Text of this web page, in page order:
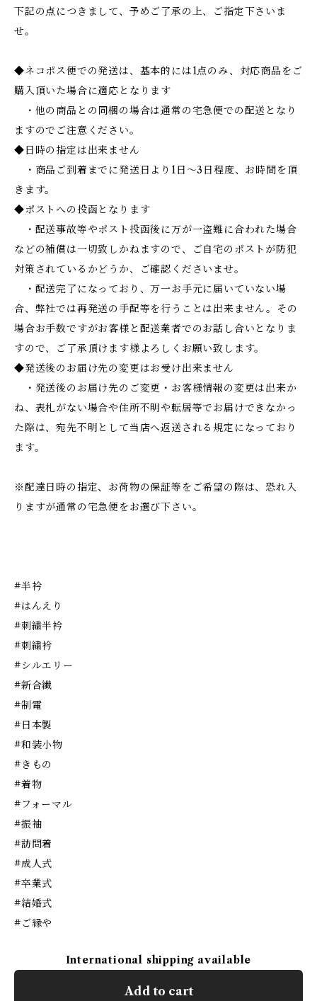
下記の点につきまして、予めご了承の上、ご指定下さいま
せ。
◆ネコポス便での発送は、基本的には1点のみ、対応商品をご
購入頂いた場合に適応となります
・他の商品との同梱の場合は通常の宅急便での配送となり
ますのでご注意ください。
◆日時の指定は出来ません
・商品ご到着までに発送日より1日～3日程度、お時間を頂
きます。
◆ポストへの投函となります
・配送事故等やポスト投函後に万が一盗難に合われた場合
などの補償は一切致しかねますので、ご自宅のポストが防犯
対策されているかどうか、ご確認くださいませ。
・配送完了になっており、万一お手元に届いていない場
合、弊社では再発送の手配等を行うことは出来ません。その
場合お手数ですがお客様と配送業者でのお話し合いとなりま
すので、ご了承頂けます様よろしくお願い致します。
◆発送後のお届け先の変更はお受け出来ません
・発送後のお届け先のご変更・お客様情報の変更は出来か
ね、表札がない場合や住所不明や転居等でお届けできなかっ
た際は、宛先不明として当店へ返送される規定になっており
ます。
※配達日時の指定、お荷物の保証等をご希望の際は、恐れ入
りますが通常の宅急便をお選び下さい。
#半衿
#はんえり
#刺繍半衿
#刺繍衿
#シルエリー
#新合繊
#制電
#日本製
#和装小物
#きもの
#着物
#フォーマル
#振袖
#訪問着
#成人式
#卒業式
#結婚式
#ご縁や
International shipping available
Add to cart